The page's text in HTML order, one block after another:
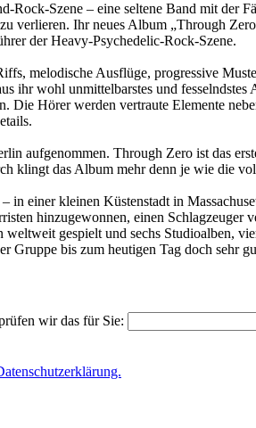
Szene – eine seltene Band mit der
verlieren. Ihr neues Album „Through
der Heavy-Psychedelic-Rock-Szene.
melodische Ausflüge, progressive
wohl unmittelbarstes und
Hörer werden vertraute Elemente
aufgenommen. Through Zero ist das
klingt das Album mehr denn je wie die
einer kleinen Küstenstadt in
hinzugewonnen, einen Schlagzeuger
gespielt und sechs Studioalben,
bis zum heutigen Tag doch sehr
wir das für Sie: